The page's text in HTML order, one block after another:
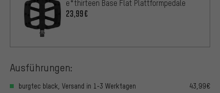
e*thirteen Base Flat Plattformpedale
23,99€
Ausführungen:
burgtec black, Versand in 1-3 Werktagen
43,99€